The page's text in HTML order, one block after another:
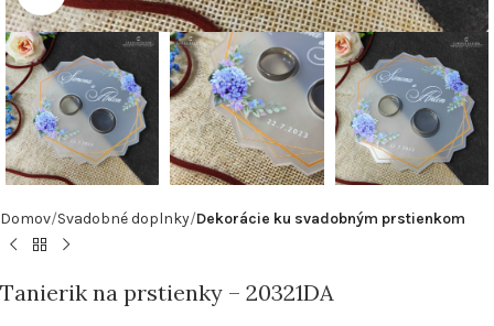
Domov Svadobné doplnky Dekorácie ku svadobným prstienkom
Tanierik na prstienky – 20321DA